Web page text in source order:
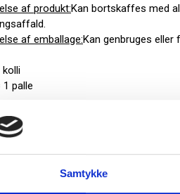
Samtykke
af produkt:Kan bortskaffes med
af emballage:Kan genbruges
kolli
1 palle